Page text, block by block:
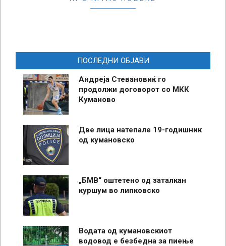
ПОСЛЕДНИ ОБЈАВИ
Андреја Стевановиќ го
продолжи договорот со МКК
Куманово
Две лица натепале 19-годишник
од кумановско
„БМВ“ оштетено од заталкан
куршум во липковско
Водата од кумановскиот
водовод е безбедна за пиење